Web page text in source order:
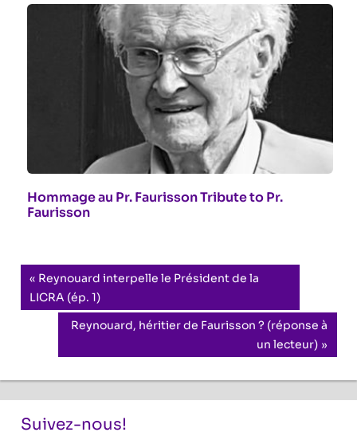
Hommage au Pr. Faurisson Tribute to Pr.
Faurisson
Navigation
de
Previous
Post:
Reynouard interpelle le Président de la
LICRA (ép. 1)
Next
Reynouard, héritier de Faurisson ? (réponse à
un lecteur)
Suivez-nous!